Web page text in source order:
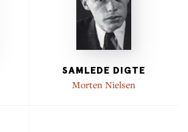
SAMLEDE DIGTE
Morten Nielsen